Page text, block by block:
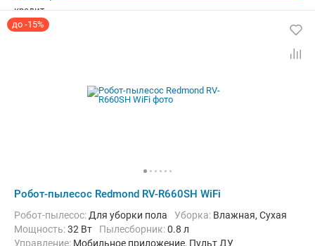
до -15%
Робот-пылесос Redmond RV-R660SH WiFi
Робот-пылесос: Для уборки пола Уборка: Влажная, Сухая
мощность:32 Вт пылесборник:0.8 л
Управление: Мобильное приложение, Пульт ДУ